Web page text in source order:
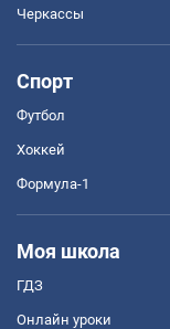
Черкассы
Спорт
Футбол
Хоккей
Формула-1
Моя школа
ГДЗ
Онлайн уроки